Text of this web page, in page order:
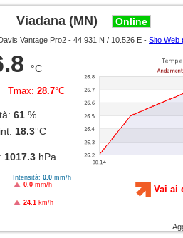
Viadana (MN) Online
Vantage Pro2 - 44.931 N / 10.526 E - Sito Web
°C
Vai ai
Tmax: 28.7°C
61 %
18.3°C
1017.3 hPa
Intensità: 0.0 mm/h
0.0 mm/h
24.1 km/h